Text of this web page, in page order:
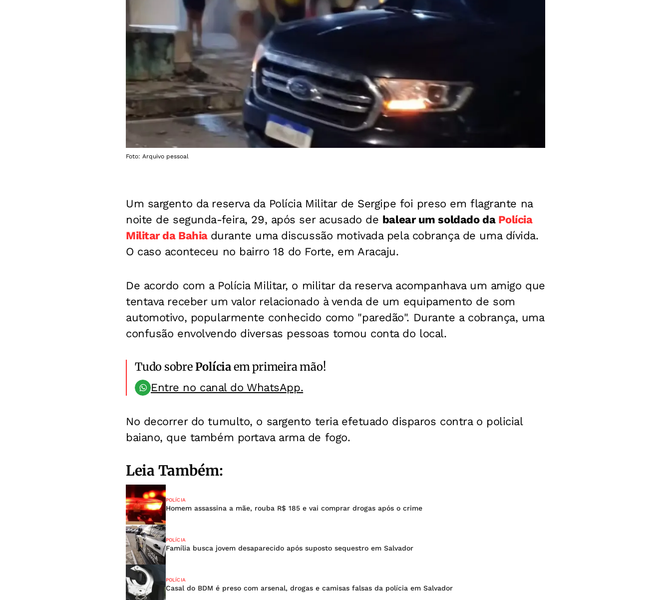
Foto: Arquivo pessoal
Um sargento da reserva da Polícia Militar de Sergipe foi preso em flagrante na
noite de segunda-feira, 29, após ser acusado de balear um soldado da Polícia
Militar da Bahia durante uma discussão motivada pela cobrança de uma dívida.
O caso aconteceu no bairro 18 do Forte, em Aracaju.
De acordo com a Polícia Militar, o militar da reserva acompanhava um amigo que
tentava receber um valor relacionado à venda de um equipamento de som
automotivo, popularmente conhecido como "paredão". Durante a cobrança, uma
confusão envolvendo diversas pessoas tomou conta do local.
Tudo sobrePolíciaem primeira mão!
Entre no canal do WhatsApp.
No decorrer do tumulto, o sargento teria efetuado disparos contra o policial
baiano, que também portava arma de fogo.
Leia Também:
POLÍCIA
Homem assassina a mãe, rouba R$ 185 e vai comprar drogas após o crime
POLÍCIA
Família busca jovem desaparecido após suposto sequestro em Salvador
POLÍCIA
Casal do BDM é preso com arsenal, drogas e camisas falsas da polícia em Salvador